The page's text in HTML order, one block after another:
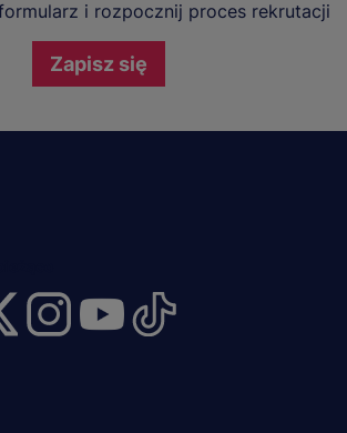
i rozpocznij proces rekrutacji
Zapisz się